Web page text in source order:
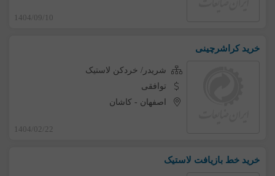
1404/09/10
خرید کراشرچینی
شریدر/ خردکن لاستیک
توافقی
اصفهان - کاشان
1404/02/22
خرید خط بازیافت لاستیک